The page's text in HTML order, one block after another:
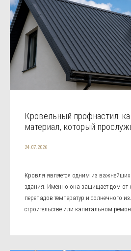
Кровельный профнастил:
материал, который
24.07.2026
Кровля является одним из
здания. Именно она защищает дом от
перепадов температур и солнечного
строительстве или капитальном